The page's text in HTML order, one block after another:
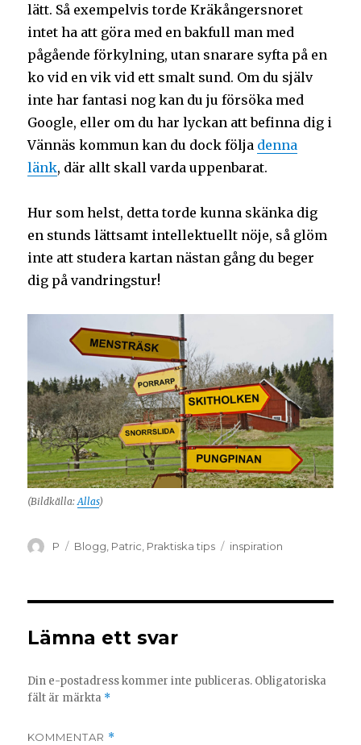
lätt. Så exempelvis torde Kräkångersnoret
intet ha att göra med en bakfull man med
pågående förkylning, utan snarare syfta på en
ko vid en vik vid ett smalt sund. Om du själv
inte har fantasi nog kan du ju försöka med
Google, eller om du har lyckan att befinna dig i
Vännäs kommun kan du dock följa denna
länk, där allt skall varda uppenbarat.
Hur som helst, detta torde kunna skänka dig
en stunds lättsamt intellektuellt nöje, så glöm
inte att studera kartan nästan gång du beger
dig på vandringstur!
(Bildkälla:Allas)
P Blogg Patric Praktiska tips inspiration
Lämna ett svar
Din e-postadress kommer inte publiceras. Obligatoriska
fält är märkta *
KOMMENTAR *